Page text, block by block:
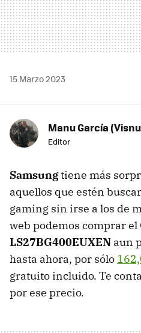
15 Marzo 2023
Manu García
Editor
Samsungtiene más
aquellos que estén
gaming sin irse a los de
web podemos comprar el
LS27BG400EUXEN aun
hasta ahora, por sólo
gratuito incluido. Te
por ese precio.